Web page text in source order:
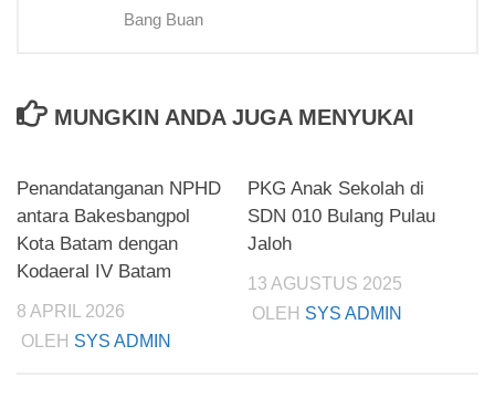
Bang Buan
MUNGKIN ANDA JUGA MENYUKAI
Penandatanganan NPHD
antara Bakesbangpol
Kota Batam dengan
Kodaeral IV Batam
8 APRIL 2026
OLEH SYS ADMIN
PKG Anak Sekolah di
SDN 010 Bulang Pulau
Jaloh
13 AGUSTUS 2025
OLEH SYS ADMIN